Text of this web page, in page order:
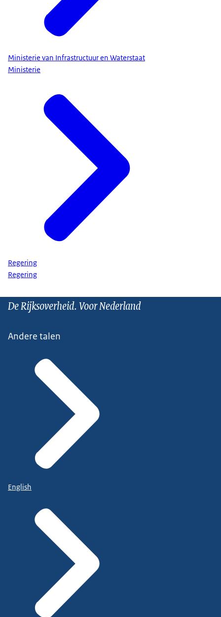
Ministerie van Infrastructuur en Waterstaat
Ministerie
Regering
Regering
De Rijksoverheid. Voor Nederland
Andere talen
English